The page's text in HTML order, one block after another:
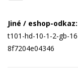
Jiné / eshop-odkaz:
t101-hd-10-1-2-gb-
8f7204e04346